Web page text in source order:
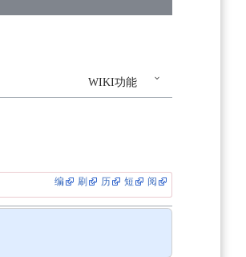
WIKI功能
编 刷 历 短 阅